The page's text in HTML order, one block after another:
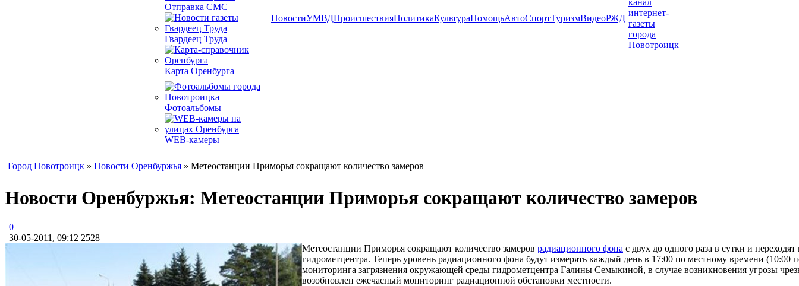
Отправка СМС
Гвардеец Труда
Карта Оренбурга
Фотоальбомы
WEB-камеры
НовостиУМВДПроисшествияПолитикаКультураПомощьАвтоСпортТуризмВидеоРЖД
Город Новотроицк » Новости Оренбуржья » Метеостанции Приморья сокращают количество замеров
Новости Оренбуржья: Метеостанции Приморья сокращают количество замеров
0
30-05-2011, 09:12 2528
Метеостанции Приморья сокращают количество замеров радиационного фона с двух до одного раза в сутки и
гидрометцентра. Теперь уровень радиационного фона будут измерять каждый день в 17:00 по местному времени
мониторинга загрязнения окружающей среды гидрометцентра Галины Семыкиной, в случае возникновения угрозы
возобновлен ежечасный мониторинг радиационной обстановки местности.